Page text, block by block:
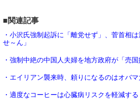
■関連記事
・小沢氏強制起訴に「離党せず」、菅首相
せ～ん」
・強制中絶の中国人夫婦を地方政府が「売国
・エイリアン襲来時、頼りになるのはオバマ
・適度なコーヒーは心臓病リスクを軽減する